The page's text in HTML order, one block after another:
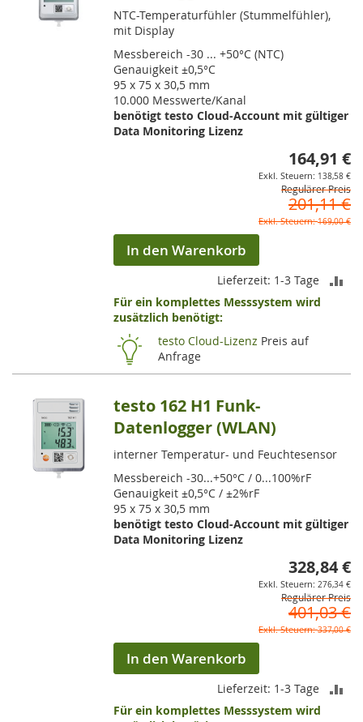
NTC-Temperaturfühler (Stummelfühler),
mit Display
Messbereich -30 ... +50°C (NTC)
Genauigkeit ±0,5°C
95 x 75 x 30,5 mm
10.000 Messwerte/Kanal
benötigt testo Cloud-Account mit gültiger
Data Monitoring Lizenz
164,91 €
138,58 €
Regulärer Preis
201,11 €
169,00 €
In den Warenkorb
Lieferzeit: 1-3 Tage
Für ein komplettes Messsystem wird
zusätzlich benötigt:
testo Cloud-Lizenz Preis auf
Anfrage
testo 162 H1 Funk-
Datenlogger (WLAN)
interner Temperatur- und Feuchtesensor
Messbereich -30...+50°C / 0...100%rF
Genauigkeit ±0,5°C / ±2%rF
95 x 75 x 30,5 mm
benötigt testo Cloud-Account mit gültiger
Data Monitoring Lizenz
328,84 €
276,34 €
Regulärer Preis
401,03 €
337,00 €
In den Warenkorb
Lieferzeit: 1-3 Tage
Für ein komplettes Messsystem wird